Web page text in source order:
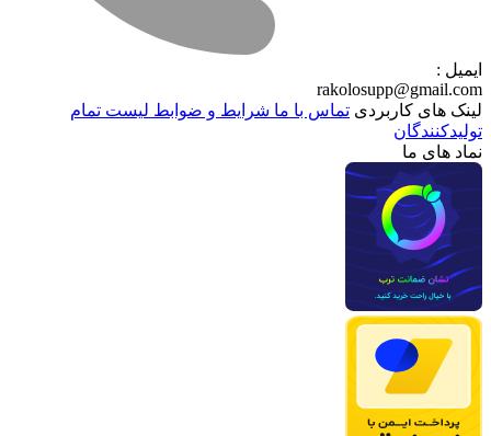
ایمیل :
rakolosupp@gmail.com
لینک های کاربردی تماس با ماشرایط و ضوابطلیست تمام
تولیدکنندگان
نماد های ما